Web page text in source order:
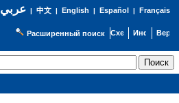
عربي| 中文| English | Español | Français
Расширенный поиск